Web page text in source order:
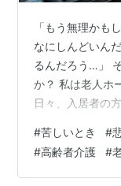
「もう無理かも
なにしんどいん
るんだろう…」
か？ 私は老人ホ
日々、入居者の
かで、ふと立ち
苦しみのなかで
きるのだ」と。
#苦しいとき #
#高齢者介護 #